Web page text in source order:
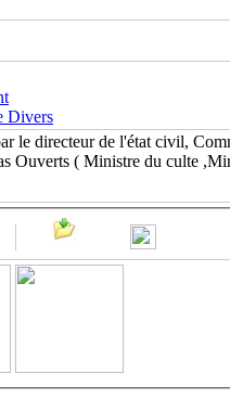
Divers
le directeur de l'état civil,
Ouverts ( Ministre du culte